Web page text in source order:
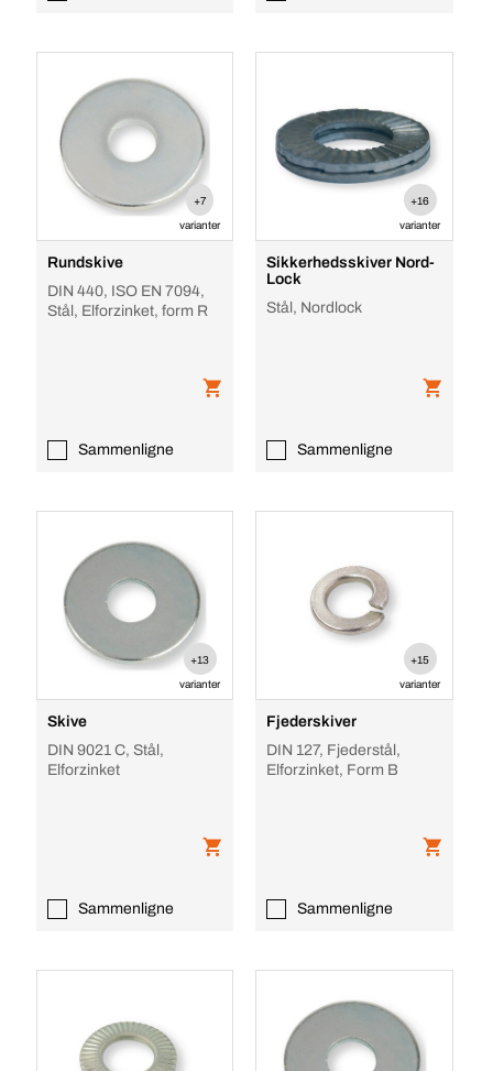
+7
varianter
Rundskive
DIN 440, ISO EN 7094,
Stål, Elforzinket, form R
Sammenligne
+16
varianter
Sikkerhedsskiver Nord-
Lock
Stål, Nordlock
Sammenligne
+13
varianter
Skive
DIN 9021 C, Stål,
Elforzinket
Sammenligne
+15
varianter
Fjederskiver
DIN 127, Fjederstål,
Elforzinket, Form B
Sammenligne